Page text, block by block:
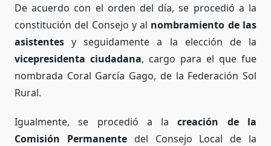
De acuerdo con el orden del día, se procedió a la
constitución del Consejo y al nombramiento de las
asistentes y seguidamente a la elección de la
vicepresidenta ciudadana, cargo para el que fue
nombrada Coral García Gago, de la Federación Sol
Rural.
Igualmente, se procedió a lacreación de la
Comisión Permanente del Consejo Local de la